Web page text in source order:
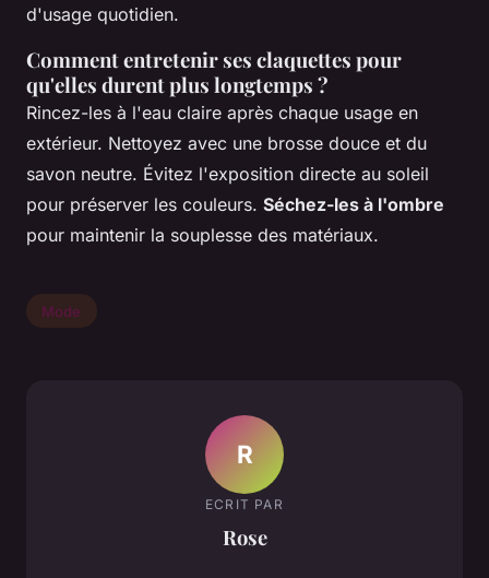
d'usage quotidien.
Comment entretenir ses claquettes pour
qu'elles durent plus longtemps ?
Rincez-les à l'eau claire après chaque usage en
extérieur. Nettoyez avec une brosse douce et du
savon neutre. Évitez l'exposition directe au soleil
pour préserver les couleurs. Séchez-les à l'ombre
pour maintenir la souplesse des matériaux.
Mode
R
ECRIT PAR
Rose